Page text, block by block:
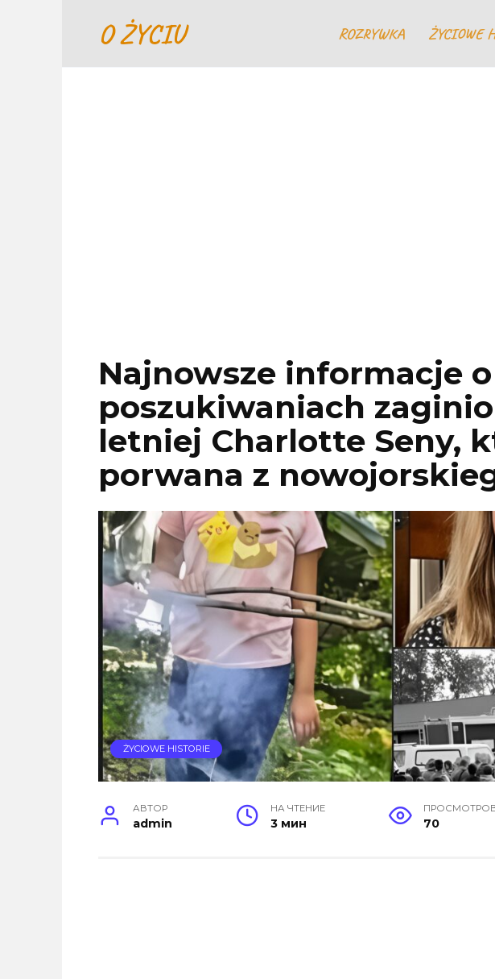
O ŻYCIU ROZRYWKA ŻYCIOWE
Najnowsze informacje o
poszukiwaniach
letniej Charlotte Seny,
porwana z
ŻYCIOWE HISTORIE
АВТОР
admin
НА ЧТЕНИЕ
3 мин 70